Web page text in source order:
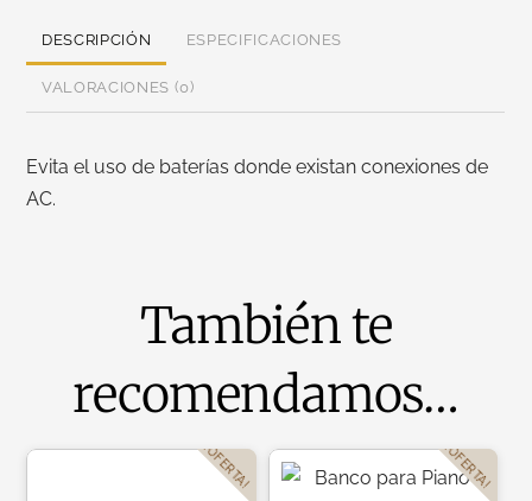
DESCRIPCIÓN ESPECIFICACIONES
VALORACIONES (0)
Evita el uso de baterías donde existan conexiones de
AC.
También te
recomendamos…
¡OFERTA! ¡OFERTA!